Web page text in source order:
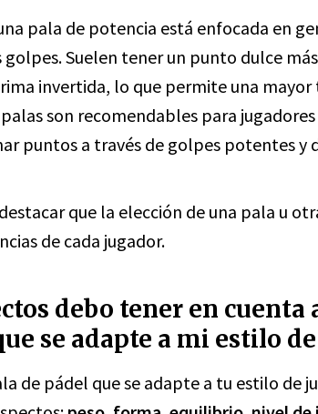
pala de potencia está enfocada en
Suelen tener un punto dulce
invertida, lo que permite una
son recomendables para
puntos a través de golpes potentes y
que la elección de una pala u
de cada jugador.
debo tener en
se adapte a mi estilo
de pádel que se adapte a tu estilo de